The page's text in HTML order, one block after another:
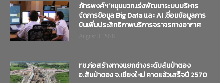
ภัทรพงศ์ฯ”หนุนบวท.เร่งพัฒนาระบบบริหาร
จัดการข้อมูล Big Data และ AI เชื่อมข้อมูลการ
บินเพิ่มประสิทธิภาพบริการจราจรทางอากาศ
ทช.ก่อสร้างทางแยกต่างระดับสันป่าตอง
อ.สันป่าตอง จ.เชียงใหม่ คาดแล้วเสร็จปี 2570